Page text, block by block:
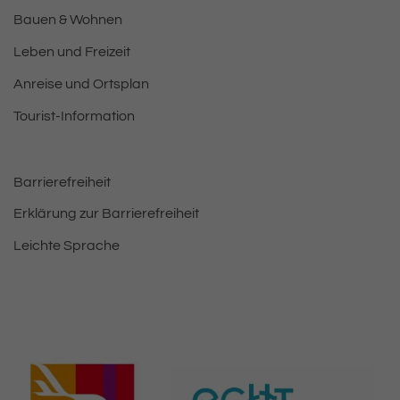
Bauen & Wohnen
Leben und Freizeit
Anreise und Ortsplan
Tourist-Information
Barrierefreiheit
Erklärung zur Barrierefreiheit
Leichte Sprache